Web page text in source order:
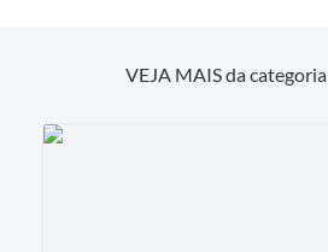
VEJA MAIS da categoria